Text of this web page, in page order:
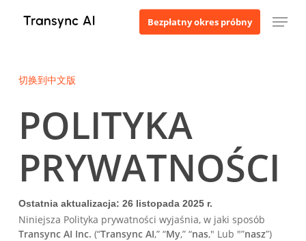
Bezpłatny okres próbny Menu
切换到中文版
POLITYKA
PRYWATNOŚCI
Ostatnia aktualizacja: 26 listopada 2025 r.
Niniejsza Polityka prywatności wyjaśnia, w jaki sposób
Transync AI Inc. (“Transync AI,” “My,” “nas," Lub "”nasz”)